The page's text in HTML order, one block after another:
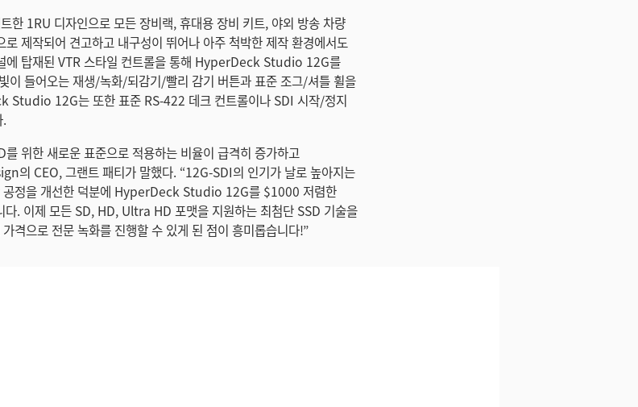
1RU 디자인으로 모든 장비랙, 휴대용 장비 키트, 야외 방송 차량
제작되어 견고하고 내구성이 뛰어나 아주 척박한 제작 환경에서도
에 탑재된 VTR 스타일 컨트롤을 통해 HyperDeck Studio 12G를
이 들어오는 재생/녹화/되감기/빨리 감기 버튼과 표준 조그/셔틀 휠을
Studio 12G는 또한 표준 RS-422 데크 컨트롤이나 SDI 시작/정지
.
위한 새로운 표준으로 적용하는 비율이 급격히 증가하고
의 CEO, 그랜트 패티가 말했다. “12G-SDI의 인기가 날로 높아지는
공정을 개선한 덕분에 HyperDeck Studio 12G를 $1000 저렴한
. 이제 모든 SD, HD, Ultra HD 포맷을 지원하는 최첨단 SSD 기술을
격으로 전문 녹화를 진행할 수 있게 된 점이 흥미롭습니다!”